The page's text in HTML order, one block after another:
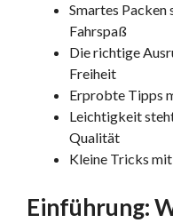
Smartes Packen
Fahrspaß
Die richtige
Freiheit
Erprobte Tipps
Leichtigkeit
Qualität
Kleine Tricks
Einführung: